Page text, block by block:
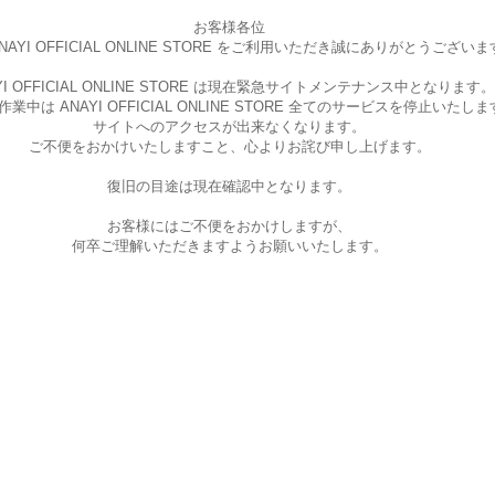
お客様各位
OFFICIAL ONLINE STORE をご利用いただき誠にありがとうございま
OFFICIAL ONLINE STORE は現在緊急サイトメンテナンス中となります。
業中は ANAYI OFFICIAL ONLINE STORE 全てのサービスを停止いたしま
サイトへのアクセスが出来なくなります。
ご不便をおかけいたしますこと、 心よりお詫び申し上げます。
復旧の目途は現在確認中となります。
お客様にはご不便をおかけしますが、
何卒ご理解いただきますようお願いいたします。